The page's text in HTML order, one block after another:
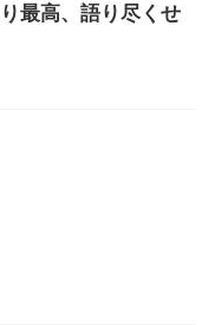
最高、語り尽くせ